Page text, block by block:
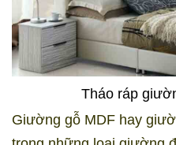
Tháo ráp
Giường gỗ MDF hay